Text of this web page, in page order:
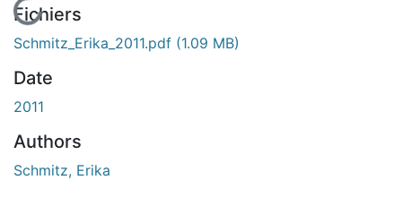
En cours de chargement...
Fichiers
Schmitz_Erika_2011.pdf (1.09 MB)
Date
2011
Authors
Schmitz, Erika